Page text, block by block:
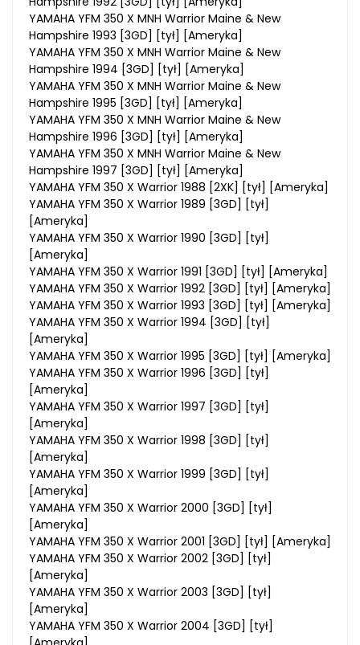
YAMAHA YFM 350 X MNH Warrior Maine & New
Hampshire 1993 [3GD] [tył] [Ameryka]
YAMAHA YFM 350 X MNH Warrior Maine & New
Hampshire 1994 [3GD] [tył] [Ameryka]
YAMAHA YFM 350 X MNH Warrior Maine & New
Hampshire 1995 [3GD] [tył] [Ameryka]
YAMAHA YFM 350 X MNH Warrior Maine & New
Hampshire 1996 [3GD] [tył] [Ameryka]
YAMAHA YFM 350 X MNH Warrior Maine & New
Hampshire 1997 [3GD] [tył] [Ameryka]
YAMAHA YFM 350 X Warrior 1988 [2XK] [tył] [Ameryka]
YAMAHA YFM 350 X Warrior 1989 [3GD] [tył]
[Ameryka]
YAMAHA YFM 350 X Warrior 1990 [3GD] [tył]
[Ameryka]
YAMAHA YFM 350 X Warrior 1991 [3GD] [tył] [Ameryka]
YAMAHA YFM 350 X Warrior 1992 [3GD] [tył] [Ameryka]
YAMAHA YFM 350 X Warrior 1993 [3GD] [tył] [Ameryka]
YAMAHA YFM 350 X Warrior 1994 [3GD] [tył]
[Ameryka]
YAMAHA YFM 350 X Warrior 1995 [3GD] [tył] [Ameryka]
YAMAHA YFM 350 X Warrior 1996 [3GD] [tył]
[Ameryka]
YAMAHA YFM 350 X Warrior 1997 [3GD] [tył]
[Ameryka]
YAMAHA YFM 350 X Warrior 1998 [3GD] [tył]
[Ameryka]
YAMAHA YFM 350 X Warrior 1999 [3GD] [tył]
[Ameryka]
YAMAHA YFM 350 X Warrior 2000 [3GD] [tył]
[Ameryka]
YAMAHA YFM 350 X Warrior 2001 [3GD] [tył] [Ameryka]
YAMAHA YFM 350 X Warrior 2002 [3GD] [tył]
[Ameryka]
YAMAHA YFM 350 X Warrior 2003 [3GD] [tył]
[Ameryka]
YAMAHA YFM 350 X Warrior 2004 [3GD] [tył]